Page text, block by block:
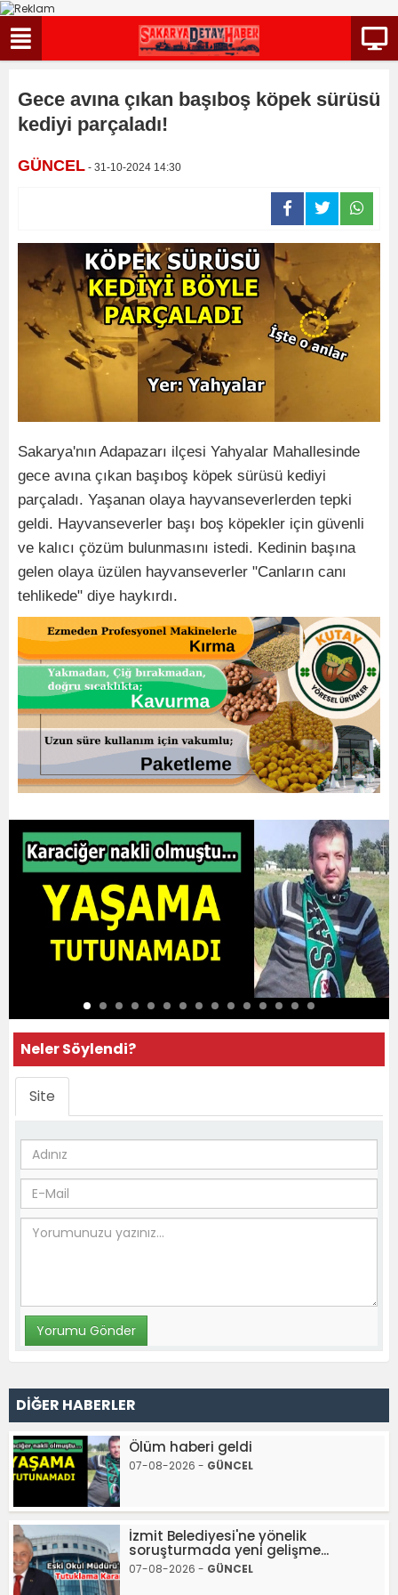
Gece avına çıkan başıboş köpek sürüsü
kediyi parçaladı!
GÜNCEL - 31-10-2024 14:30
Sakarya'nın Adapazarı ilçesi Yahyalar Mahallesinde
gece avına çıkan başıboş köpek sürüsü kediyi
parçaladı. Yaşanan olaya hayvanseverlerden tepki
geldi. Hayvanseverler başı boş köpekler için güvenli
ve kalıcı çözüm bulunmasını istedi. Kedinin başına
gelen olaya üzülen hayvanseverler "Canların canı
tehlikede" diye haykırdı.
Neler Söylendi?
Site
DİĞER HABERLER
Ölüm haberi geldi
07-08-2026 - GÜNCEL
İzmit Belediyesi'ne yönelik
soruşturmada yeni gelişme...
07-08-2026 - GÜNCEL